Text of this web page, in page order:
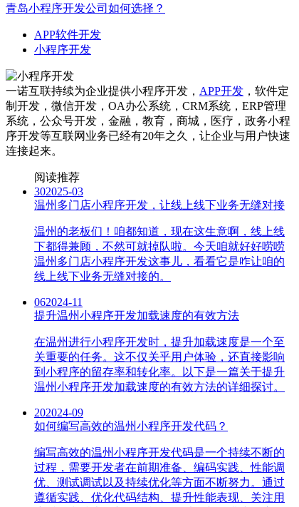
青岛小程序开发公司如何选择？
APP软件开发
小程序开发
一诺互联持续为企业提供小程序开发， APP开发 ，软件定
制开发，微信开发，OA办公系统，CRM系统，ERP管理
系统，公众号开发，金融，教育，商城，医疗，政务小程
序开发等互联网业务已经有20年之久，让企业与用户快速
连接起来。
阅读推荐
302025-03
温州多门店小程序开发，让线上线下业务无缝对接
温州的老板们！咱都知道，现在这生意啊，线上线
下都得兼顾，不然可就掉队啦。今天咱就好好唠唠
温州多门店小程序开发这事儿，看看它是咋让咱的
线上线下业务无缝对接的。
062024-11
提升温州小程序开发加载速度的有效方法
在温州进行小程序开发时，提升加载速度是一个至
关重要的任务。这不仅关乎用户体验，还直接影响
到小程序的留存率和转化率。以下是一篇关于提升
温州小程序开发加载速度的有效方法的详细探讨。
202024-09
如何编写高效的温州小程序开发代码？
编写高效的温州小程序开发代码是一个持续不断的
过程，需要开发者在前期准备、编码实践、性能调
优、测试调试以及持续优化等方面不断努力。通过
遵循实践、优化代码结构、提升性能表现、关注用